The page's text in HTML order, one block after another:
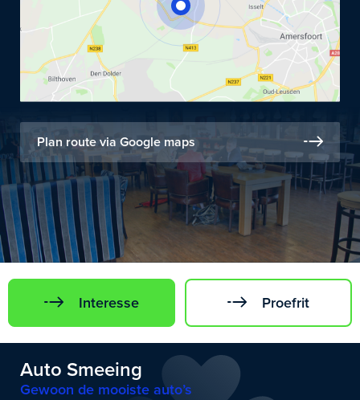
Plan route via Google maps
Interesse Proefrit
Auto Smeeing
Gewoon de mooiste auto’s